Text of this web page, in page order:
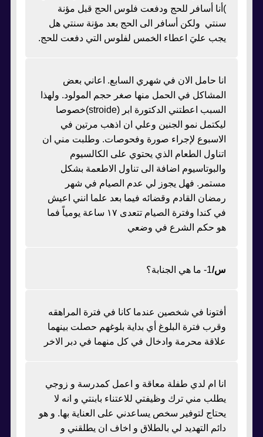
)أنا أسافر للحج ودفعت فلوس الحج قبل مؤنة
سنتي ولكن أسافر الى الحج بعد مؤنة سنتي هل
يجب عليَ اعطاء الخمس لفلوس التي دفعت للحج.
انا حامل الان في شهري السابع. اعاني بعض
المشاكل في الحمل منها صغر حجم المولود. ولهذا
السبب اعطتني الدكتورة ابر (stroide)خصوصا
ليكتمل نمو الجنين وعلي ان اذهب مرتين في
الاسبوع لإجراء صورة وفحوصات. وطلبت مني ان
اتناول الطعام الذي يحتوي على الكالسيوم
والبوتاسيوم اضافة الى تناول الاطعمة بشكل
مستمر. فهل يجوز لي عدم الصيام في شهر
رمضان القادم وقضائه فيما بعد علما انني اعيش
في كندا وفترة الصيام تتعدى ١٧ ساعة يومياً فما
هو حكم الشرع في وضعي
س/1- ما هي الجنابة؟
أفتونا في شخصين عندما كانا في فترة المراهقه
وقرب فترة البلوغ أي بداية بلوغهم حصلت بينهما
علاقة محرمة وادخال في كل منهما في دبر الاخر
انا ام لدي طفلة معاقة و اعمل كمدرسة و زوجي
يطلب مني ترك وظيفتي للاعتناء بابنتي و انه لا
يحتاج لتوفير سخص يساعدني على العناية بها. و هو
دائم التهديد لي بالطلاق و اخاف ان يطلقني و